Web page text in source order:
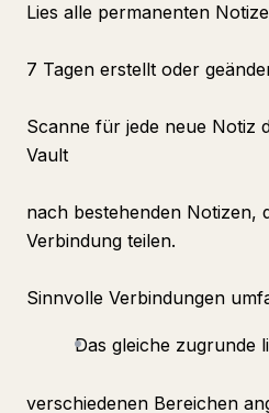
Lies alle permanenten
7 Tagen erstellt oder
Scanne für jede neue Notiz
Vault
nach bestehenden Notizen,
Verbindung teilen.
Sinnvolle Verbindungen
Das gleiche zugrunde
verschiedenen Bereichen